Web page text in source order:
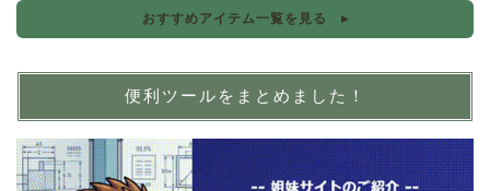
おすすめアイテム一覧を見る ▸
便利ツールをまとめました！